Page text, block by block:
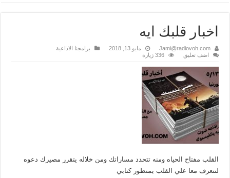
اخبار قلبك ايه
Jami@radiovoh.com مايو 13, 2018
برامجنا الاذاعية
اضف تعليق
336 زيارة
القلب مفتاح الحياه ومنه تتحدد مساراتك ومن خلاله يتقرر مصيرك دعوه
لنتعرف معا علي القلب بمنظور كتابي